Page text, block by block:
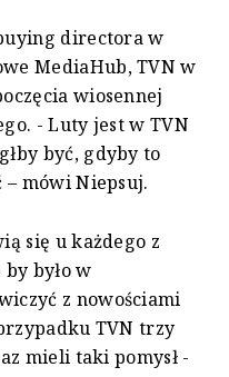
directora w
MediaHub, TVN w
wiosennej
- Luty jest w TVN
być, gdyby to
mówi Niepsuj.
się u każdego z
było w
z nowościami
TVN trzy
mieli taki pomysł -